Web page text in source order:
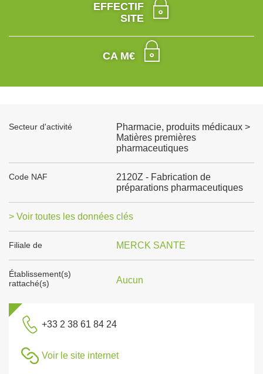
EFFECTIF
SITE
CA M€
Secteur d'activité
Pharmacie, produits médicaux >
Matières premières
pharmaceutiques
Code NAF
2120Z - Fabrication de
préparations pharmaceutiques
> Voir toutes les données clés
Filiale de MERCK SANTE
Établissement(s)
rattaché(s)
Aucun
+33 2 38 61 84 24
Voir le site internet